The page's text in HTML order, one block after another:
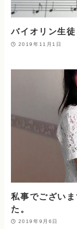
バイオリン生
2019年11月1日
私事でござい
た。
2019年9月6日